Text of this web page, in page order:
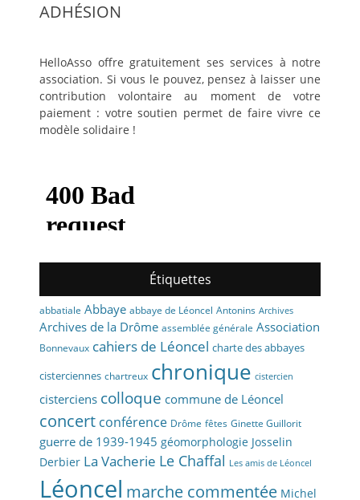
ADHÉSION
HelloAsso offre gratuitement ses services à notre
association. Si vous le pouvez, pensez à laisser une
contribution volontaire au moment de votre
paiement : votre soutien permet de faire vivre ce
modèle solidaire !
Étiquettes
abbatiale Abbaye abbaye de Léoncel Antonins Archives
Archives de la Drôme assemblée générale Association
Bonnevaux cahiers de Léoncel charte des abbayes
cisterciennes chartreux chronique cistercien
cisterciens colloque commune de Léoncel
concert conférence Drôme fêtes Ginette Guillorit
guerre de 1939-1945 géomorphologie Josselin
Derbier La Vacherie Le Chaffal Les amis de Léoncel
Léoncel marche commentée Michel